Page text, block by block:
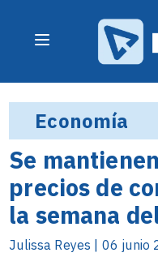
Economía
Se
precios de
la semana
Julissa Reyes | 06 junio